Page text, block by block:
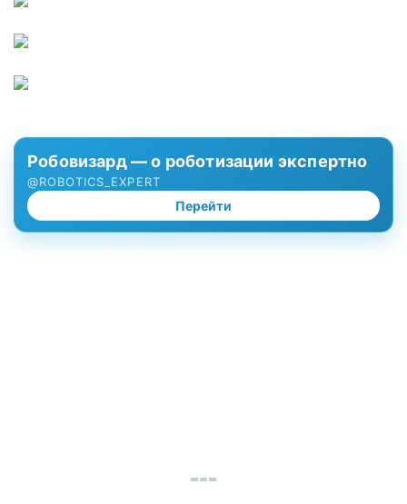
Робовизард — о роботизации экспертно
@ROBOTICS_EXPERT
Перейти